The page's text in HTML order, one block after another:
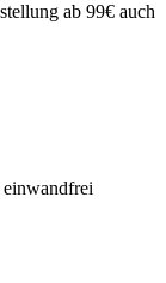
ab 99€ auch
einwandfrei